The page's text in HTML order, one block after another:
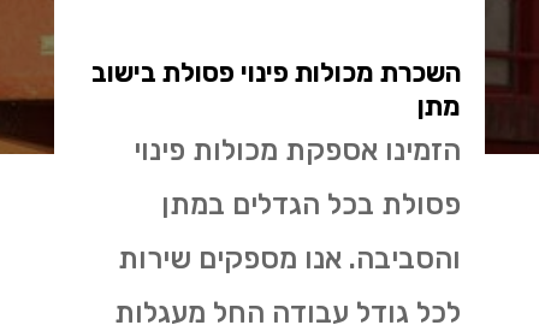
השכרת מכולות פינוי פסולת בישוב
מתן
הזמינו אספקת מכולות פינוי
פסולת בכל הגדלים במתן
והסביבה. אנו מספקים שירות
לכל גודל עבודה החל מעגלות